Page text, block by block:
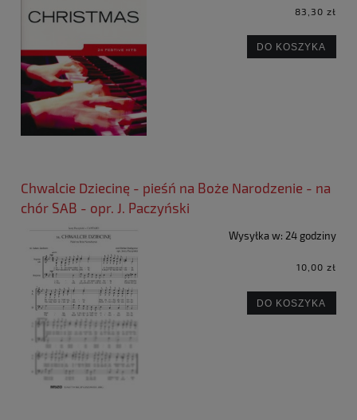
83,30 zł
DO KOSZYKA
Chwalcie Dziecinę - pieśń na Boże Narodzenie - na
chór SAB - opr. J. Paczyński
Wysyłka w: 24 godziny
10,00 zł
DO KOSZYKA